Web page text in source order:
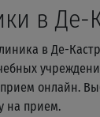
в Де-
в Де-
онлайн.
на прием.